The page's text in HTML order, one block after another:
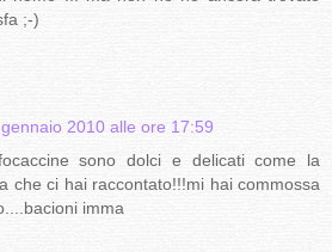
;-)
2010 alle ore 17:59
sono dolci e delicati come la
che ci hai raccontato!!!mi hai commossa
imma